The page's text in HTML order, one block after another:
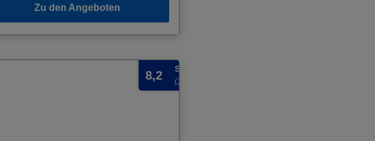
Zu den Angeboten
8,2 Sehr gut
(70 Bewertungen)